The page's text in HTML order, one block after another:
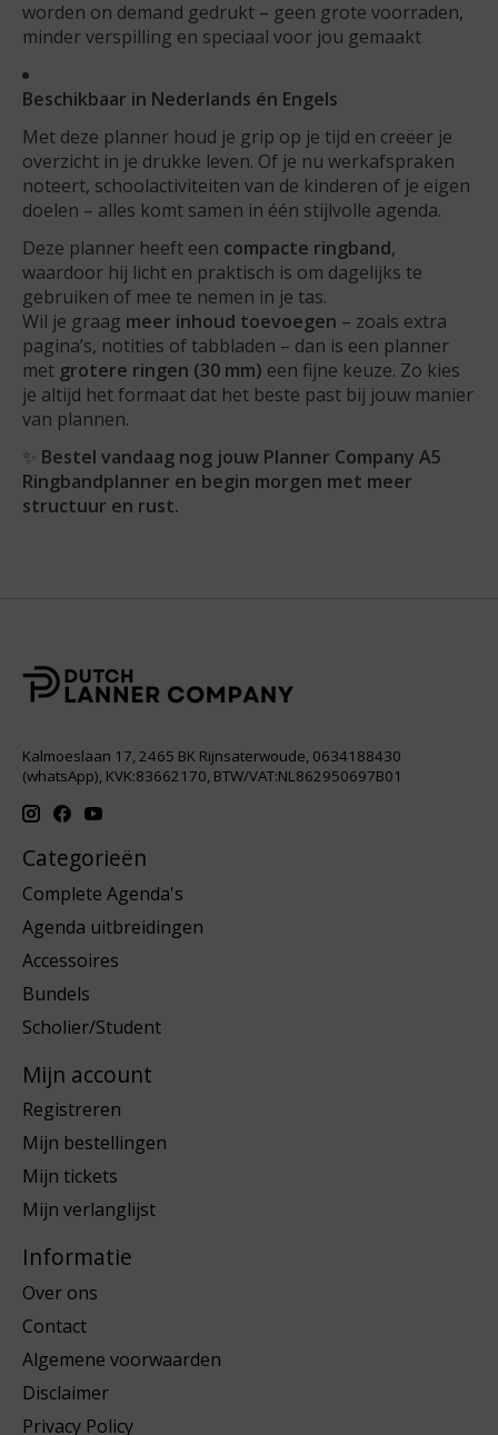
worden on demand gedrukt – geen grote voorraden,
minder verspilling en speciaal voor jou gemaakt
Beschikbaar in Nederlands én Engels
Met deze planner houd je grip op je tijd en creëer je
overzicht in je drukke leven. Of je nu werkafspraken
noteert, schoolactiviteiten van de kinderen of je eigen
doelen – alles komt samen in één stijlvolle agenda.
Deze planner heeft een compacte ringband,
waardoor hij licht en praktisch is om dagelijks te
gebruiken of mee te nemen in je tas.
Wil je graag meer inhoud toevoegen – zoals extra
pagina’s, notities of tabbladen – dan is een planner
met grotere ringen (30 mm) een fijne keuze. Zo kies
je altijd het formaat dat het beste past bij jouw manier
van plannen.
✨ Bestel vandaag nog jouw Planner Company A5
Ringbandplanner en begin morgen met meer
structuur en rust.
Kalmoeslaan 17, 2465 BK Rijnsaterwoude, 0634188430
(whatsApp), KVK:83662170, BTW/VAT:NL862950697B01
Categorieën
Complete Agenda's
Agenda uitbreidingen
Accessoires
Bundels
Scholier/Student
Mijn account
Registreren
Mijn bestellingen
Mijn tickets
Mijn verlanglijst
Informatie
Over ons
Contact
Algemene voorwaarden
Disclaimer
Privacy Policy